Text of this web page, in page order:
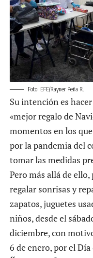
Foto: EFE/Rayner Peña R.
Su intención es
«mejor regalo de
momentos en los
por la pandemia del
tomar las medidas
Pero más allá de
regalar sonrisas y
zapatos, juguetes
niños, desde el
diciembre, con
6 de enero, por el Día